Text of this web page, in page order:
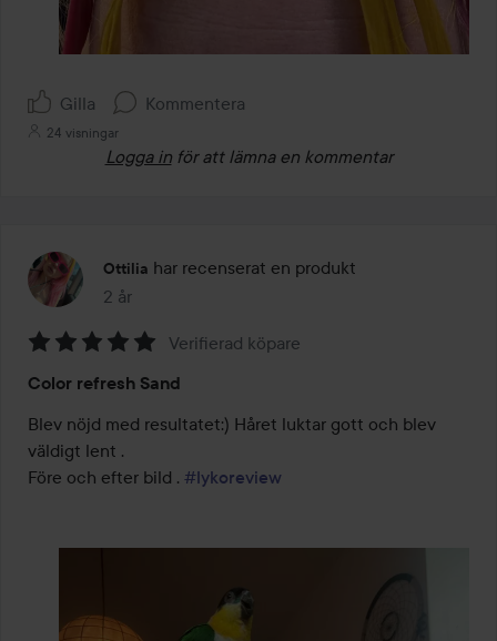
Gilla Kommentera
24 visningar
Logga in för att lämna en kommentar
Ottilia har recenserat en produkt
2 år
Inlägget skapades 2 år
5
av
5
Verifierad köpare
Color refresh Sand
Blev nöjd med resultatet:) Håret luktar gott och blev
väldigt lent .
Före och efter bild . #lykoreview